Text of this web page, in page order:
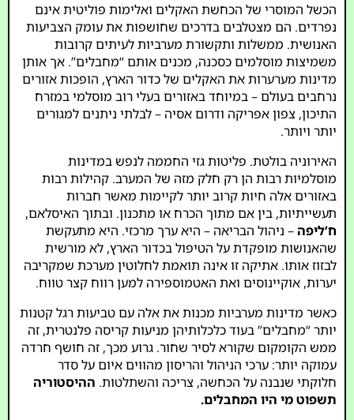
הכשל המוסרי של הכחשת האקלים ואלימות פוליטית אינם
נפרדים. הם מצטלבים בדרכים שחושפות את עומק הצביעות
האנושית. ממשלות ותקשורת מערביות לעיתים קרובות
משמיצות מוסלמים כסכנה, מכנים אותם “מחבלים”. אך אותן
מדינות מערערות את האקלים של כדור הארץ, הופכות אזורים
נרחבים בעולם – במיוחד באזורים בעלי רוב מוסלמי במזרח
התיכון, צפון אפריקה ודרום אסיה – לבלתי ניתנים למגורים
יותר ויותר.
האירוניה בולטת. פליטות גזי החממה לנפש במדינות
מוסלמיות רבות הן רק חלק מזה של המערב. קהילות רבות
באזורים אלה חיות קרוב יותר לקיימות מאשר חברות
תעשייתיות, בין אם מתוך הכרח או מתכנון. ובתוך האיסלאם,
ח’ליפה – ניהול הבריאה – היא ערך מרכזי. היא מתעקשת
שהאנושות מופקדת על הטיפול בכדור הארץ, לא מורשית
לבזוז אותו. אתיקה זו אינה תואמת לחלוטין מערכת שמקריבה
יערות, אוקיינוסים ואת האטמוספירה למען רווח קצר טווח.
כאשר מדינות מערביות מכנות את אלה עם טביעות רגל קטנות
יותר “מחבלים” בעוד כלכלותיהן מניעות קריסה פלנטרית, זה
ממש הקומקום שקורא לסיר שחור. גרוע מכך, זה חושף חרדה
עמוקה יותר: ערכי הניהול והריסון מהווים איום על סדר
חלוקתי שנבנה על הכחשה, צריכה והשתלטות. ההיסטוריה
תשפוט מי היו המחבלים.